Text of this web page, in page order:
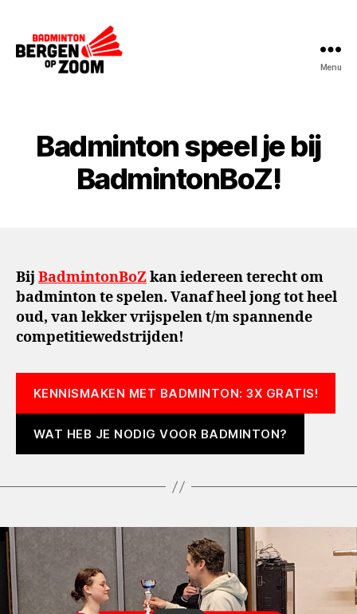
Menu
Badminton speel je bij
BadmintonBoZ!
Bij BadmintonBoZkan iedereen terecht om
badminton te spelen. Vanaf heel jong tot heel
oud, van lekker vrijspelen t/m spannende
competitiewedstrijden!
KENNISMAKEN MET BADMINTON: 3X GRATIS!
WAT HEB JE NODIG VOOR BADMINTON?